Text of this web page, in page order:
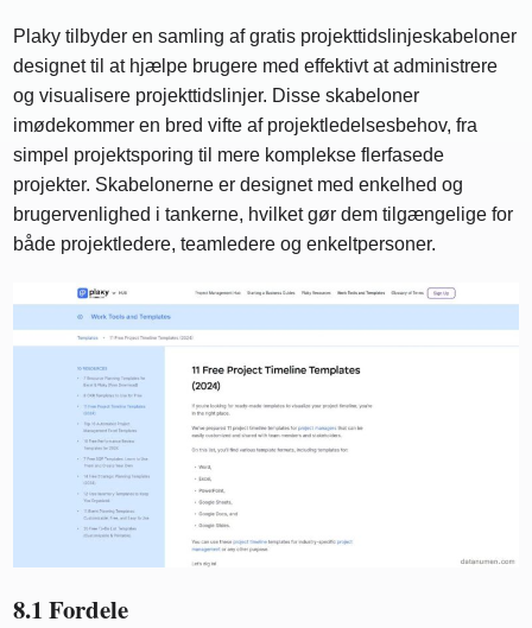
Plaky tilbyder en samling af gratis projekttidslinjeskabeloner
designet til at hjælpe brugere med effektivt at administrere
og visualisere projekttidslinjer. Disse skabeloner
imødekommer en bred vifte af projektledelsesbehov, fra
simpel projektsporing til mere komplekse flerfasede
projekter. Skabelonerne er designet med enkelhed og
brugervenlighed i tankerne, hvilket gør dem tilgængelige for
både projektledere, teamledere og enkeltpersoner.
8.1 Fordele